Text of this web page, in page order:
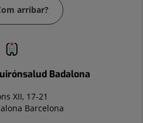
arribar?
Badalona
XII, 17-21
Barcelona